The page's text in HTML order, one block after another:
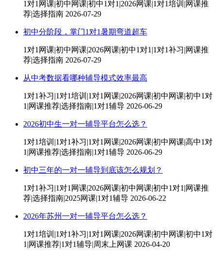
1对1网课|初中网课|初中1对1|2026网课|1对1培训|网课推
荐|选择指南 2026-07-29
初中分阶段，掌门1对1暑期弯道超车
1对1网课|初中网课|2026网课|初中1对1|1对1补习|网课推
荐|选择指南 2026-07-29
从中考数据看哪种辅导模式效率最高
1对1补习|1对1培训|1对1网课|2026网课|初中网课|初中1对
1|网课推荐|选择指南|1对1辅导 2026-06-29
2026初中生一对一辅导平台怎么选？
1对1培训|1对1补习|1对1网课|2026网课|初中网课|高中1对
1|网课推荐|选择指南|1对1辅导 2026-06-29
初中三年的一对一辅导到底该怎么规划？
1对1补习|1对1网课|2026网课|初中网课|初中1对1|网课推
荐|选择指南|2025网课|1对1辅导 2026-06-22
2026年苏州一对一辅导平台怎么选？
1对1培训|1对1补习|1对1网课|2026网课|初中网课|初中1对
1|网课推荐|1对1辅导|周末上网课 2026-04-20